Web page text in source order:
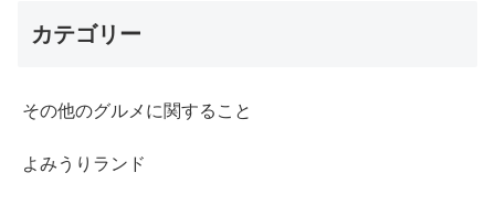
カテゴリー
その他のグルメに関すること
よみうりランド